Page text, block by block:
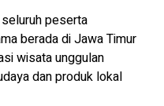
peserta
berada di Jawa Timur
wisata unggulan
dan produk lokal